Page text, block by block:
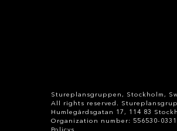
Stureplansgruppen, Stockholm,
All rights reserved.
Humlegårdsgatan 17, 114 83
Organization number: 556530-0331